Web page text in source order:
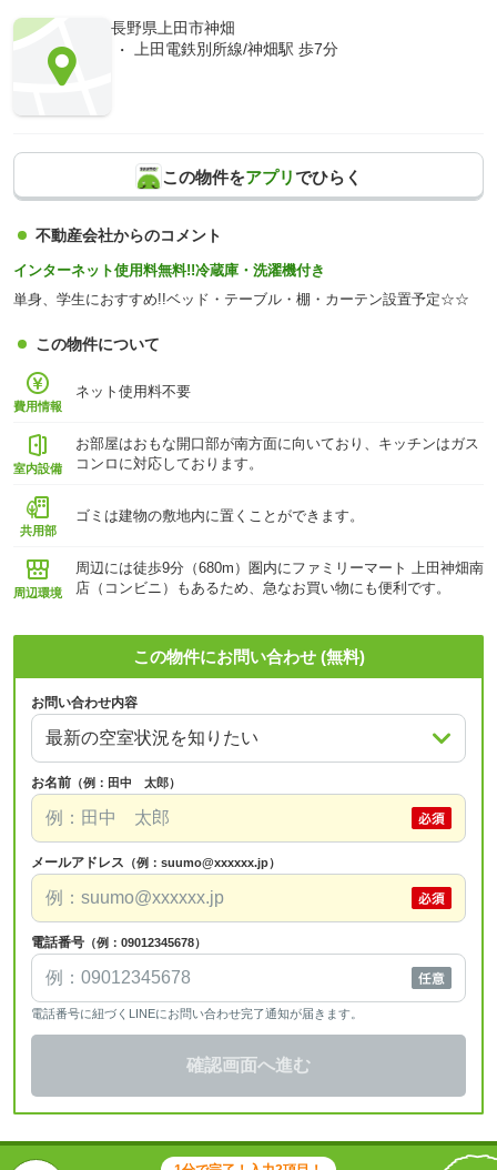
長野県上田市神畑
上田電鉄別所線/神畑駅 歩7分
この物件をアプリでひらく
不動産会社からのコメント
インターネット使用料無料!!冷蔵庫・洗濯機付き
単身、学生におすすめ!!ベッド・テーブル・棚・カーテン設置予定☆☆
この物件について
費用情報
ネット使用料不要
室内設備
お部屋はおもな開口部が南方面に向いており、キッチンはガス
コンロに対応しております。
共用部
ゴミは建物の敷地内に置くことができます。
周辺環境
周辺には徒歩9分（680m）圏内にファミリーマート 上田神畑南
店（コンビニ）もあるため、急なお買い物にも便利です。
この物件にお問い合わせ (無料)
お問い合わせ内容
お名前 （例：田中 太郎）
メールアドレス （例：suumo@xxxxxx.jp）
電話番号 （例：09012345678）
電話番号に紐づくLINEにお問い合わせ完了通知が届きます。
確認画面へ進む